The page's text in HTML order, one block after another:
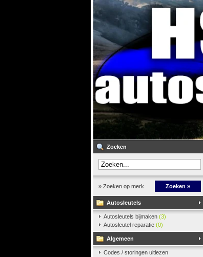
Zoeken
» Zoeken op merk Zoeken »
Autosleutels
Autosleutels bijmaken (3)
Autosleutel reparatie (0)
Algemeen
Codes / storingen uitlezen